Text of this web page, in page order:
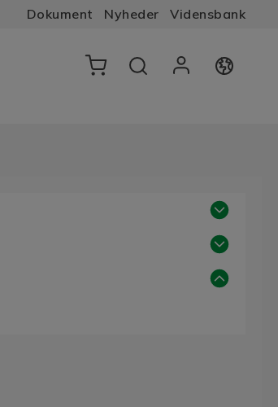
Dokument Nyheder Vidensbank